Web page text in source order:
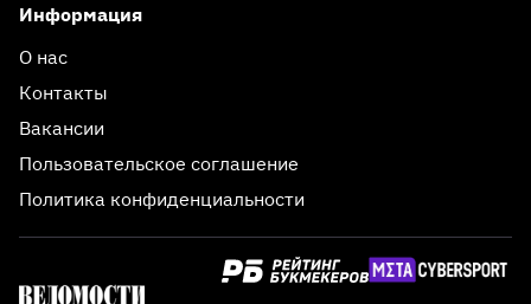
Информация
О нас
Контакты
Вакансии
Пользовательское соглашение
Политика конфиденциальности